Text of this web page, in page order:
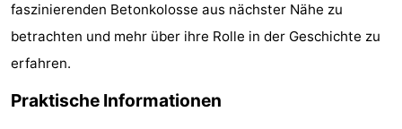
-
Schwimmbader
-
faszinierenden Betonkolosse aus nächster Nähe zu
betrachten und mehr über ihre Rolle in der Geschichte zu
erfahren.
Praktische Informationen